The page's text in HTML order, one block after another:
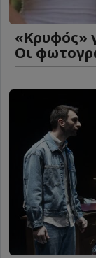
«Κρυφός»
Οι